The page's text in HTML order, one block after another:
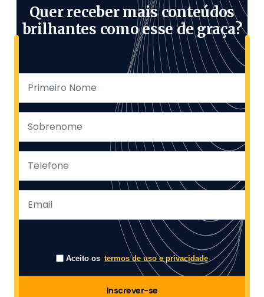
Quer receber mais conteúdos
brilhantes como esse de graça?
Aceito os termos de uso e privacidade
Inscrever-se